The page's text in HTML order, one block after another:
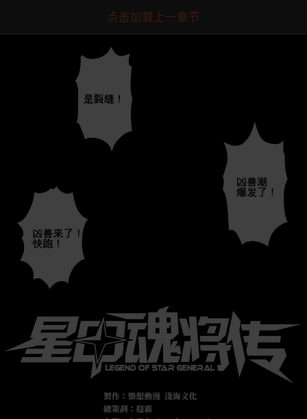
点击加载上一章节